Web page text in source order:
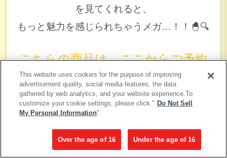
を見てくれると、
もっと魅力を感じられちゃうメガ…！！🐣🔍
こちらの商品は、ここからご予約
が可能メガ～👇🎵
This website uses cookies for the purpose of improving
advertisement quality, social media features, the data
gathered by web analytics, and your website experience.To
customize your cookie settings, please click " Do Not Sell
My Personal Information".
Under the age of 16
Over the age of 16